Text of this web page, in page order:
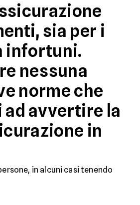
, sia per i
infortuni.
nessuna
norme che
avvertire la
in
in alcuni casi tenendo